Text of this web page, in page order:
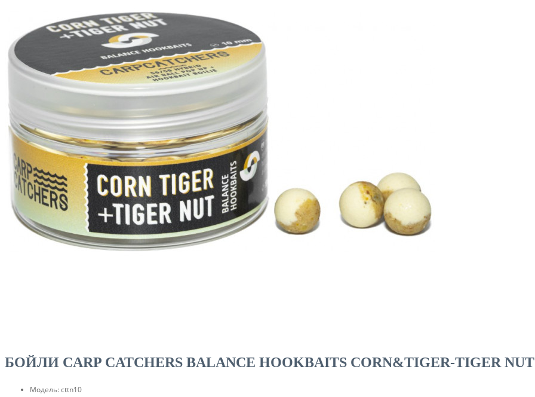
ЧОВНИ ТА МОТОРИ
БОЙЛИ CARP CATCHERS BALANCE HOOKBAITS CORN&TIGER-TIGER
Модель:cttn10